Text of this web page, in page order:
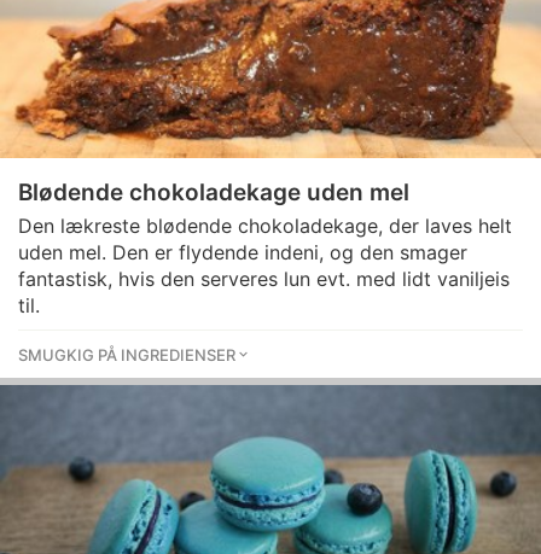
Blødende chokoladekage uden mel
Den lækreste blødende chokoladekage, der laves helt
uden mel. Den er flydende indeni, og den smager
fantastisk, hvis den serveres lun evt. med lidt vaniljeis
til.
SMUGKIG PÅ INGREDIENSER